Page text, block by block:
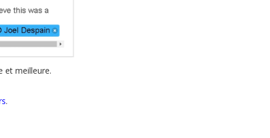
et meilleure.
.